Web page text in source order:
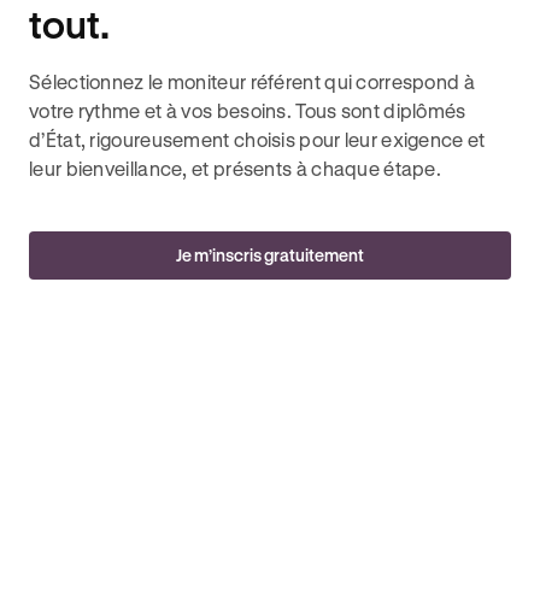
tout.
Sélectionnez le moniteur référent qui correspond à
votre rythme et à vos besoins. Tous sont diplômés
d’État, rigoureusement choisis pour leur exigence et
leur bienveillance, et présents à chaque étape.
Je m’inscris gratuitement